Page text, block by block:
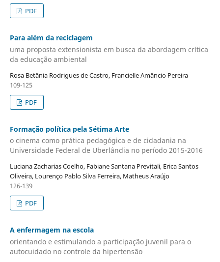
PDF
Para além da reciclagem
uma proposta extensionista em busca da abordagem crítica
da educação ambiental
Rosa Betânia Rodrigues de Castro, Francielle Amâncio Pereira
109-125
PDF
Formação política pela Sétima Arte
o cinema como prática pedagógica e de cidadania na
Universidade Federal de Uberlândia no período 2015-2016
Luciana Zacharias Coelho, Fabiane Santana Previtali, Erica Santos
Oliveira, Lourenço Pablo Silva Ferreira, Matheus Araújo
126-139
PDF
A enfermagem na escola
orientando e estimulando a participação juvenil para o
autocuidado no controle da hipertensão